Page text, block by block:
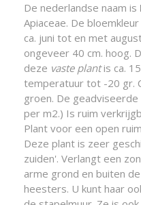
De nederlandse naam is
Apiaceae. De
ca. juni tot en met
ongeveer 40 cm. hoog.
deze vaste plantis ca.
temperatuur tot -20 gr.
groen. De
per m2.) Is ruim
Plant voor een open
Deze plant is zeer
zuiden'. Verlangt een
arme grond en buiten
heesters. U kunt haar